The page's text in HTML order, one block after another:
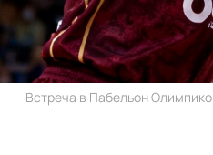
Встреча в Пабельон